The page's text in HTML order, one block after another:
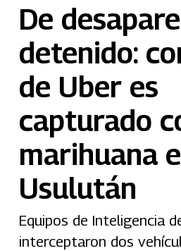
De
detenido:
de Uber es
capturado
marihuana
Usulután
Equipos de Inteligencia
interceptaron dos